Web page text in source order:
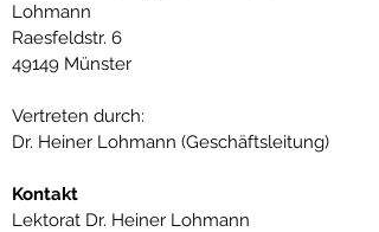
Lohmann
Raesfeldstr. 6
49149 Münster
Vertreten durch:
Dr. Heiner Lohmann (Geschäftsleitung)
Kontakt
Lektorat Dr. Heiner Lohmann